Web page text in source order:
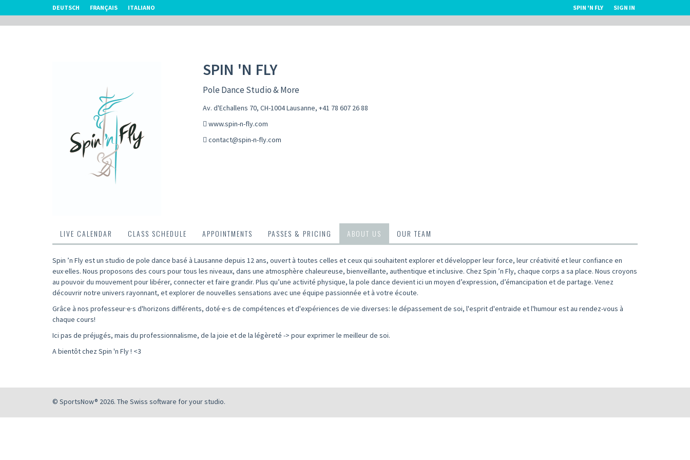
DEUTSCH FRANÇAIS ITALIANO SPIN 'N FLY SIGN IN
SPIN 'N FLY
Pole Dance Studio & More
Av. d'Echallens 70, CH-1004 Lausanne, +41 78 607 26 88
www.spin-n-fly.com
contact@spin-n-fly.com
LIVE CALENDAR CLASS SCHEDULE APPOINTMENTS PASSES & PRICING ABOUT US OUR TEAM
Spin ’n Fly est un studio de pole dance basé à Lausanne depuis 12 ans, ouvert à toutes celles et ceux qui souhaitent explorer et développer leur force, leur créativité et leur confiance en
eux·elles. Nous proposons des cours pour tous les niveaux, dans une atmosphère chaleureuse, bienveillante, authentique et inclusive. Chez Spin ’n Fly, chaque corps a sa place. Nous croyons
au pouvoir du mouvement pour libérer, connecter et faire grandir. Plus qu’une activité physique, la pole dance devient ici un moyen d’expression, d’émancipation et de partage. Venez
découvrir notre univers rayonnant, et explorer de nouvelles sensations avec une équipe passionnée et à votre écoute.
Grâce à nos professeur·e·s d'horizons différents, doté·e·s de compétences et d'expériences de vie diverses: le dépassement de soi, l'esprit d'entraide et l'humour est au rendez-vous à
chaque cours!
Ici pas de préjugés, mais du professionnalisme, de la joie et de la légèreté -> pour exprimer le meilleur de soi.
A bientôt chez Spin 'n Fly ! <3
© SportsNow® 2026. The Swiss software for your studio.